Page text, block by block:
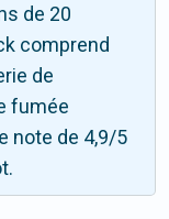
de 20
comprend
de
fumée
note de 4,9/5